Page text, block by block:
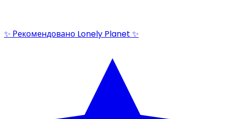
✨ Рекомендовано Lonely Planet ✨